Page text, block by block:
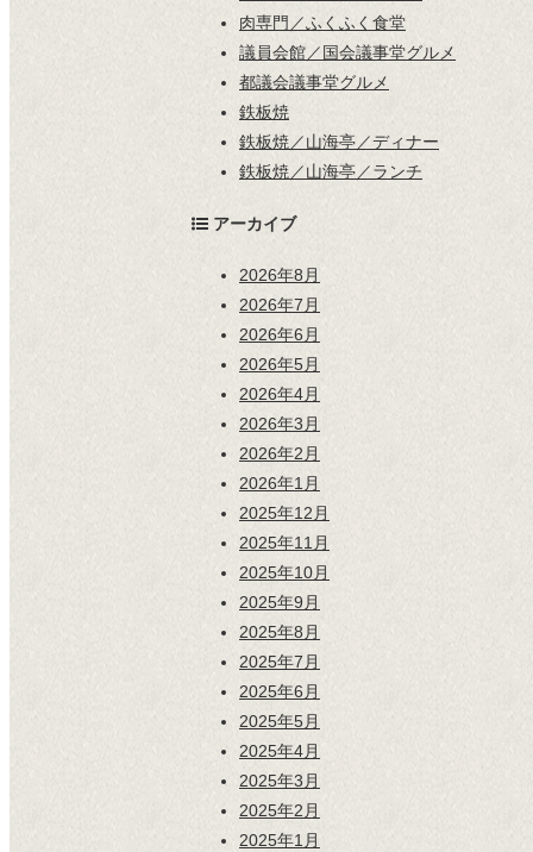
肉専門／ふくふく食堂
議員会館／国会議事堂グルメ
都議会議事堂グルメ
鉄板焼
鉄板焼／山海亭／ディナー
鉄板焼／山海亭／ランチ
アーカイブ
2026年8月
2026年7月
2026年6月
2026年5月
2026年4月
2026年3月
2026年2月
2026年1月
2025年12月
2025年11月
2025年10月
2025年9月
2025年8月
2025年7月
2025年6月
2025年5月
2025年4月
2025年3月
2025年2月
2025年1月